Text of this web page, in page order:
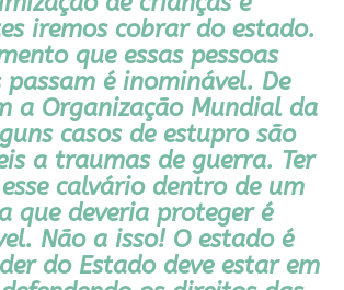
iremos cobrar do estado.
que essas pessoas
passam é inominável. De
a Organização Mundial da
casos de estupro são
a traumas de guerra. Ter
calvário dentro de um
que deveria proteger é
Não a isso! O estado é
do Estado deve estar em